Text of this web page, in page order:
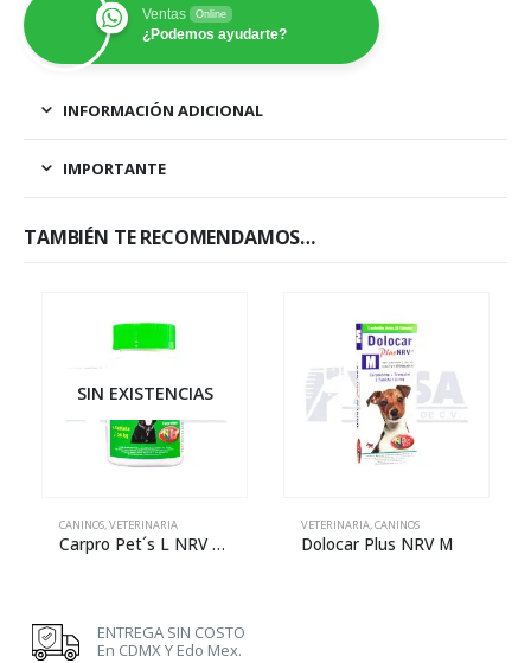
Ventas Online
¿Podemos ayudarte?
INFORMACIÓN ADICIONAL
IMPORTANTE
TAMBIÉN TE RECOMENDAMOS…
SIN EXISTENCIAS
CANINOS,VETERINARIA
Carpro Pet´s L NRV – Tabletas
VETERINARIA,CANINOS
Dolocar Plus NRV M
ENTREGA SIN COSTO
En CDMX Y Edo Mex.